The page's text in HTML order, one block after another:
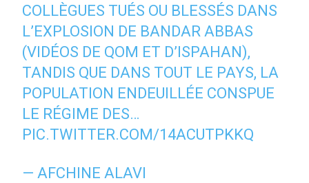
COLLÈGUES TUÉS OU BLESSÉS DANS
L’EXPLOSION DE BANDAR ABBAS
(VIDÉOS DE QOM ET D’ISPAHAN),
TANDIS QUE DANS TOUT LE PAYS, LA
POPULATION ENDEUILLÉE CONSPUE
LE RÉGIME DES…
PIC.TWITTER.COM/14ACUTPKKQ
— AFCHINE ALAVI